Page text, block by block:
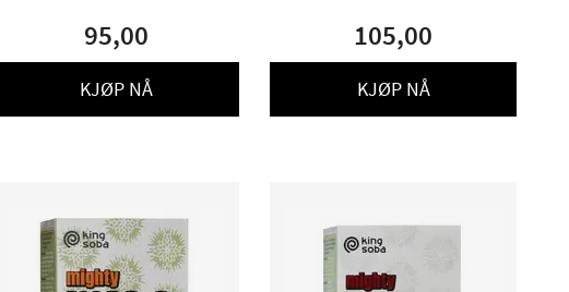
95,00
KJØP NÅ
105,00
KJØP NÅ